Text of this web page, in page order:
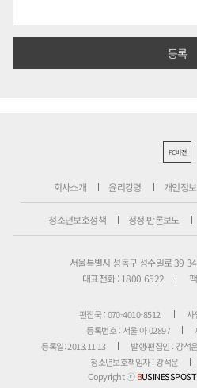
PC버전
회사소개 윤리강령 개인정
청소년보호정책 정정·반론보도
서울특별시 성동구 성수일로 39-
대표전화 : 1800-6522
편집국 : 070-4010-8512
등록번호 : 서울 아 02897
등록일: 2013.11.13
발행·편집인 : 강석
청소년보호책임자 : 강석운
Copyright ⓒBUSINESSPOST